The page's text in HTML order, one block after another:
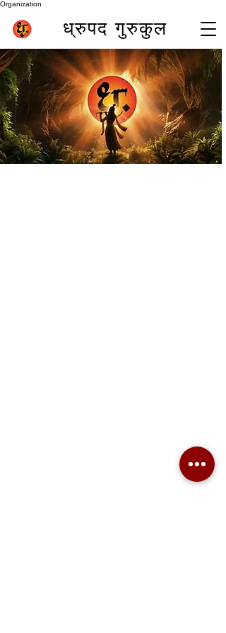
Organization
पुणे (भारत) में सर्वश्रेष्ठ बांसुरी शिक्षक समीर इनामदार (प्रसिद्ध
ध्रुपद बांसुरी वादक)
best online flute class
ध्रुपद गुरुकुल